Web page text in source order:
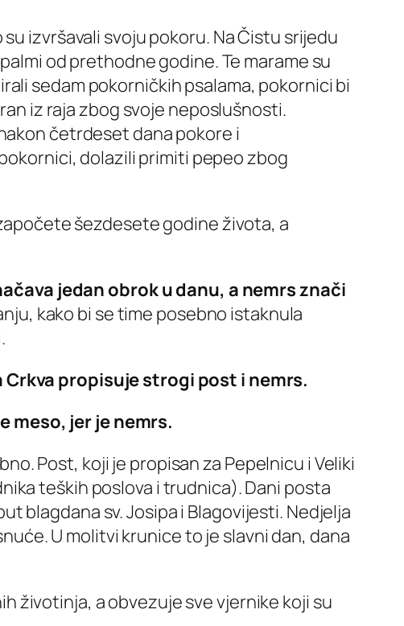
izvršavali svoju pokoru. Na Čistu srijedu
od prethodne godine. Te marame su
sedam pokorničkih psalama, pokornici bi
iz raja zbog svoje neposlušnosti.
četrdeset dana pokore i
dolazili primiti pepeo zbog
šezdesete godine života, a
jedan obrok u danu, a nemrs znači
kako bi se time posebno istaknula
propisuje strogi post i nemrs.
meso, jer je nemrs.
Post, koji je propisan za Pepelnicu i Veliki
teških poslova i trudnica). Dani posta
blagdana sv. Josipa i Blagovijesti. Nedjelja
U molitvi krunice to je slavni dan, dana
životinja, a obvezuje sve vjernike koji su